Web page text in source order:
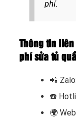
phí.
Thông tin liên
phí sửa tủ
📲
☎️
🌍